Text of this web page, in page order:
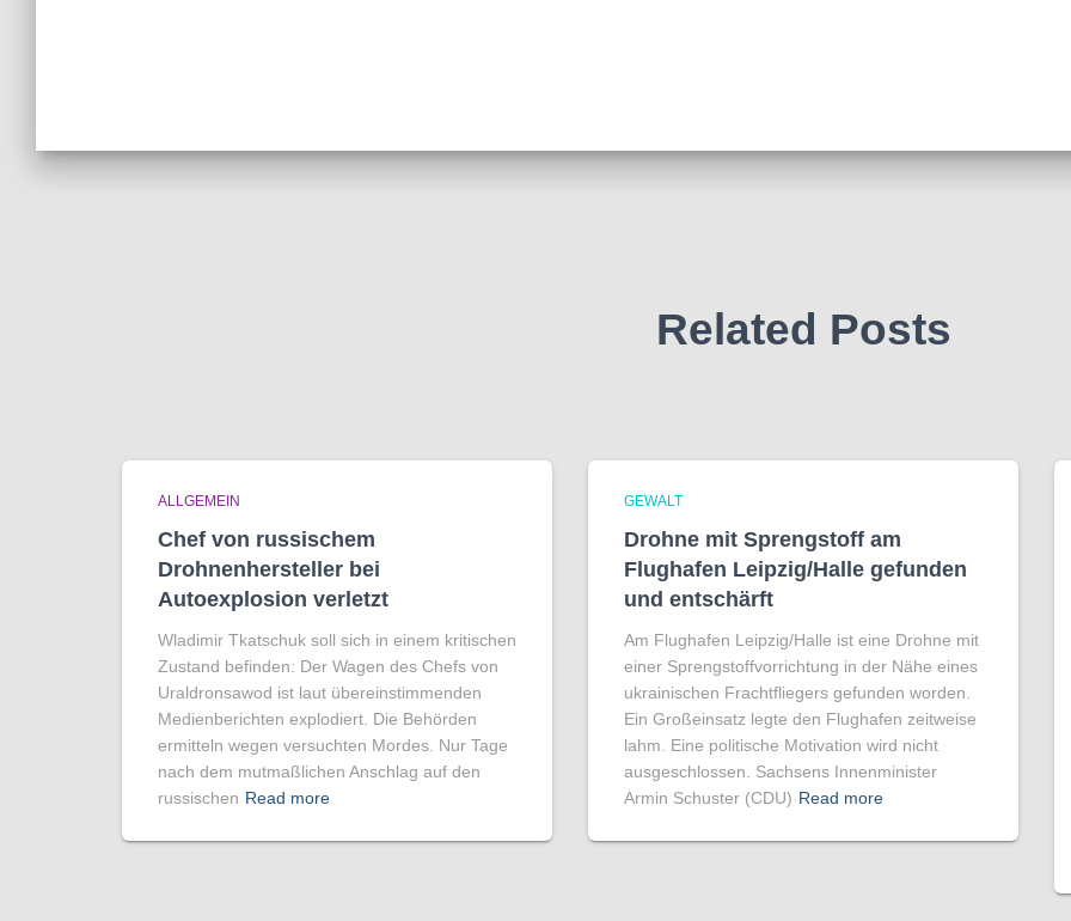
Related Posts
ALLGEMEIN
Chef von russischem
Drohnenhersteller bei
Autoexplosion verletzt
Wladimir Tkatschuk soll sich in einem kritischen
Zustand befinden: Der Wagen des Chefs von
Uraldronsawod ist laut übereinstimmenden
Medienberichten explodiert. Die Behörden
ermitteln wegen versuchten Mordes. Nur Tage
nach dem mutmaßlichen Anschlag auf den
russischen Read more
GEWALT
Drohne mit Sprengstoff am
Flughafen Leipzig/Halle gefunden
und entschärft
Am Flughafen Leipzig/Halle ist eine Drohne mit
einer Sprengstoffvorrichtung in der Nähe eines
ukrainischen Frachtfliegers gefunden worden.
Ein Großeinsatz legte den Flughafen zeitweise
lahm. Eine politische Motivation wird nicht
ausgeschlossen. Sachsens Innenminister
Armin Schuster (CDU) Read more